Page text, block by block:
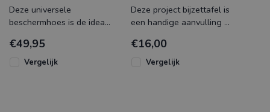
Deze universele
beschermhoes is de ideale
bescherming van de
ligbedden. Een luchtdoor
€49,95
Vergelijk
Deze project bijzettafel is
een handige aanvulling bij
stapelbare bijzettafel is
€16,00
Vergelijk